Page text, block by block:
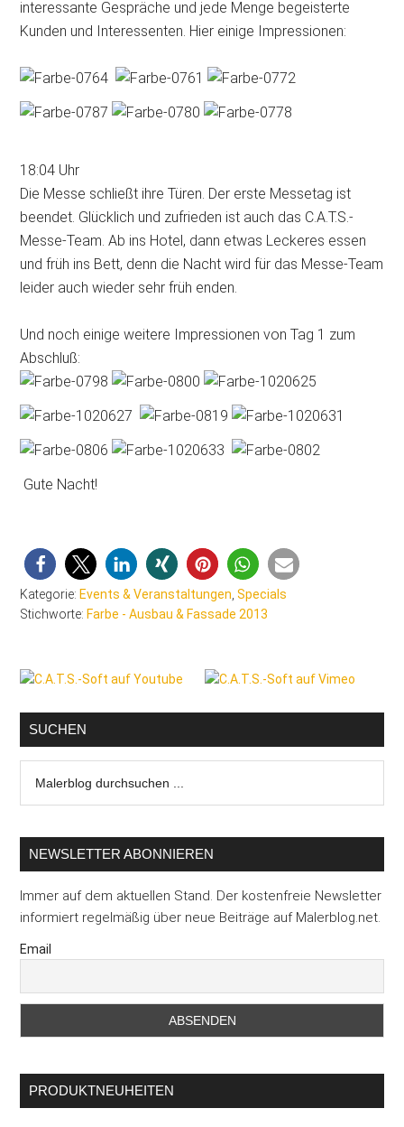
interessante Gespräche und jede Menge begeisterte
Kunden und Interessenten. Hier einige Impressionen:
18:04 Uhr
Die Messe schließt ihre Türen. Der erste Messetag ist
beendet. Glücklich und zufrieden ist auch das C.A.T.S.-
Messe-Team. Ab ins Hotel, dann etwas Leckeres essen
und früh ins Bett, denn die Nacht wird für das Messe-Team
leider auch wieder sehr früh enden.
Und noch einige weitere Impressionen von Tag 1 zum
Abschluß:
Gute Nacht!
Kategorie: Events & Veranstaltungen ,Specials
Stichworte: Farbe - Ausbau & Fassade 2013
Seitenspalte
SUCHEN
durchsuchen
NEWSLETTER ABONNIEREN
Immer auf dem aktuellen Stand. Der kostenfreie Newsletter
informiert regelmäßig über neue Beiträge auf Malerblog.net.
Email
PRODUKTNEUHEITEN